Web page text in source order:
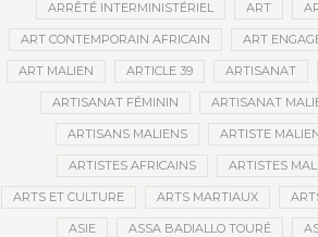
ARRÊTÉ INTERMINISTÉRIEL ART
ART CONTEMPORAIN AFRICAIN ART
ART MALIEN ARTICLE 39 ARTISANAT
ARTISANAT FÉMININ ARTISANAT
ARTISANS MALIENS ARTISTE
ARTISTES AFRICAINS ARTISTES
ARTS ET CULTURE ARTS MARTIAUX
ASIE ASSA BADIALLO TOURÉ